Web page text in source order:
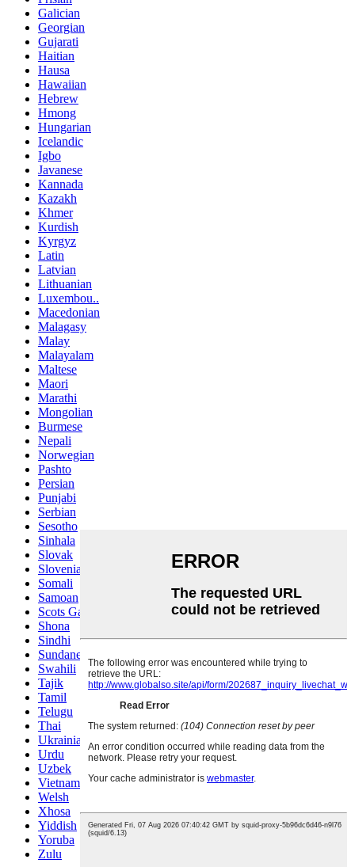
Galician
Georgian
Gujarati
Haitian
Hausa
Hawaiian
Hebrew
Hmong
Hungarian
Icelandic
Igbo
Javanese
Kannada
Kazakh
Khmer
Kurdish
Kyrgyz
Latin
Latvian
Lithuanian
Luxembou..
Macedonian
Malagasy
Malay
Malayalam
Maltese
Maori
Marathi
Mongolian
Burmese
Nepali
Norwegian
Pashto
Persian
Punjabi
Serbian
Sesotho
Sinhala
Slovak
Slovenian
Somali
Samoan
Scots Gaelic
Shona
Sindhi
Sundanese
Swahili
Tajik
Tamil
Telugu
Thai
Ukrainian
Urdu
Uzbek
Vietnamese
Welsh
Xhosa
Yiddish
Yoruba
Zulu